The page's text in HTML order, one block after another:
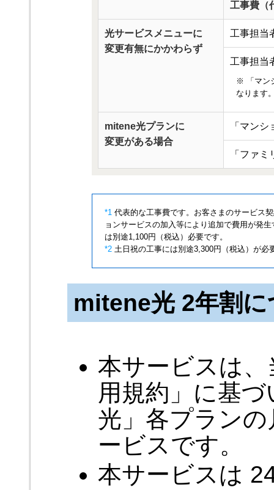
工事費（
光サービスメニューに
変更有無にかかわらず
工事担当
工事担当
※ 「マン
なります
mitene光プランに
変更がある場合
「マン
「ファ
*1 代表的な工事費です。お客さまのサービス
ョンサービスの加入等により追加で費用が発
は別途1,100円（税込）必要です。
*2 土日祝の工事には別途3,300円（税込）が必
mitene光 2年割に
本サービスは
用規約」に基
光」各プラン
ービスです。
本サービスは